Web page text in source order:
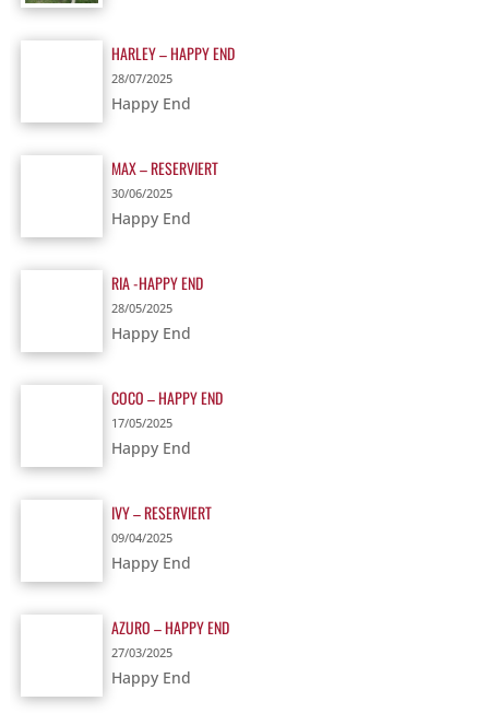
HARLEY – HAPPY END
28/07/2025
Happy End
MAX – RESERVIERT
30/06/2025
Happy End
RIA -HAPPY END
28/05/2025
Happy End
COCO – HAPPY END
17/05/2025
Happy End
IVY – RESERVIERT
09/04/2025
Happy End
AZURO – HAPPY END
27/03/2025
Happy End